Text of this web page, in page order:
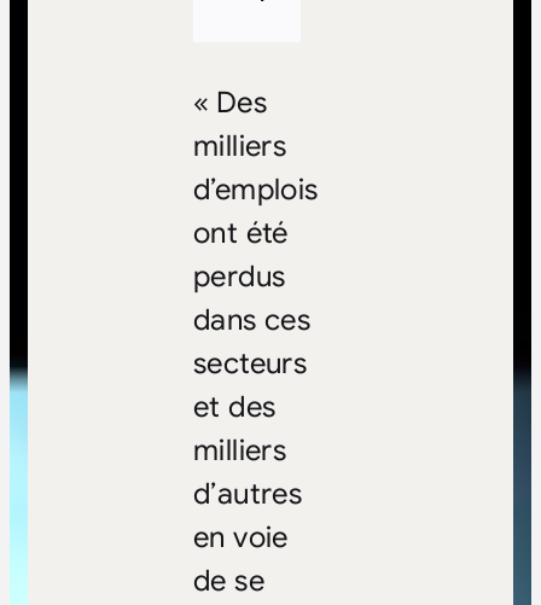
« Des
milliers
d’emplois
ont été
perdus
dans ces
secteurs
et des
milliers
d’autres
en voie
de se